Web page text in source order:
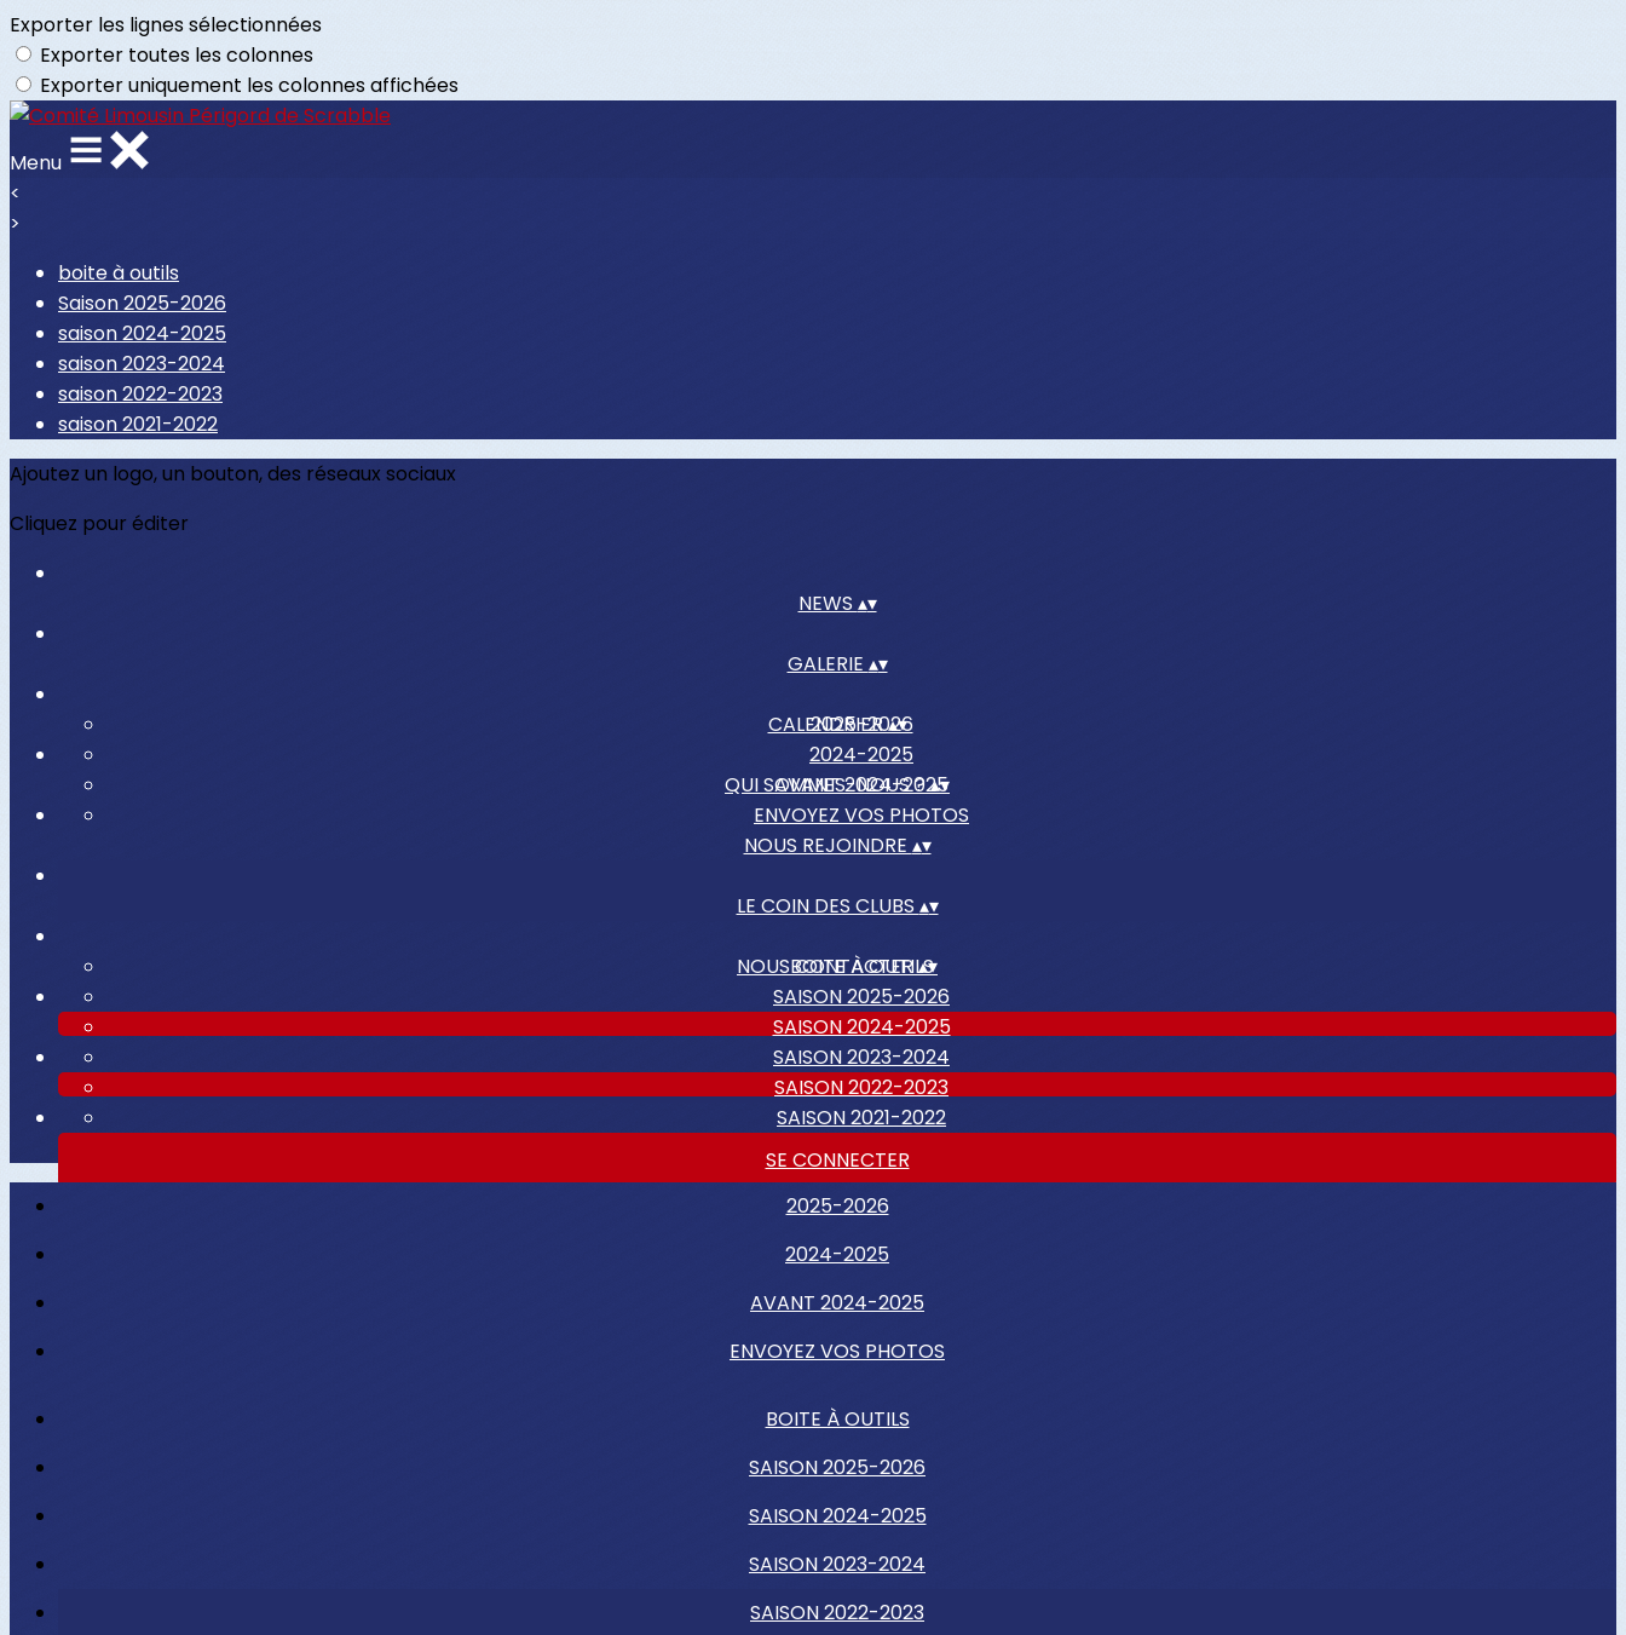
Exporter les lignes sélectionnées
Exporter toutes les colonnes
Exporter uniquement les colonnes affichées
Menu
<
>
boite à outils
Saison 2025-2026
saison 2024-2025
saison 2023-2024
saison 2022-2023
saison 2021-2022
Ajoutez un logo, un bouton, des réseaux sociaux
Cliquez pour éditer
NEWS ▴▾
GALERIE ▴▾
2025-2026
2024-2025
AVANT 2024-2025
ENVOYEZ VOS PHOTOS
CALENDRIER▴▾
QUI SOMMES-NOUS ?▴▾
NOUS REJOINDRE ▴▾
LE COIN DES CLUBS ▴▾
BOITE À OUTILS
SAISON 2025-2026
SAISON 2024-2025
SAISON 2023-2024
SAISON 2022-2023
SAISON 2021-2022
NOUS CONTACTER▴▾
SE CONNECTER
2025-2026
2024-2025
AVANT 2024-2025
ENVOYEZ VOS PHOTOS
BOITE À OUTILS
SAISON 2025-2026
SAISON 2024-2025
SAISON 2023-2024
SAISON 2022-2023